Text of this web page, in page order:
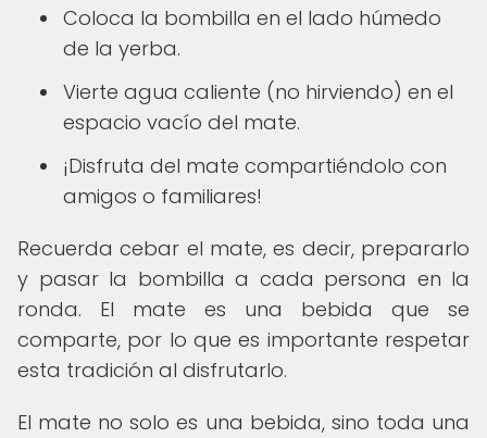
Coloca la bombilla en el lado húmedo
de la yerba.
Vierte agua caliente (no hirviendo) en el
espacio vacío del mate.
¡Disfruta del mate compartiéndolo con
amigos o familiares!
Recuerda cebar el mate, es decir, prepararlo
y pasar la bombilla a cada persona en la
ronda. El mate es una bebida que se
comparte, por lo que es importante respetar
esta tradición al disfrutarlo.
El mate no solo es una bebida, sino toda una